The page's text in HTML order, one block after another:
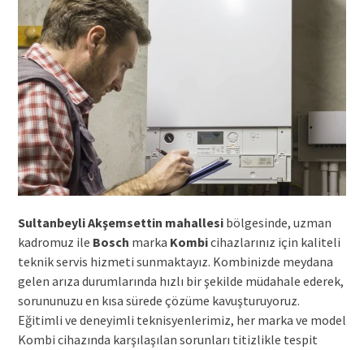
Sultanbeyli Akşemsettin mahallesibölgesinde, uzman
kadromuz ile Bosch marka Kombicihazlarınız için kaliteli
teknik servis hizmeti sunmaktayız. Kombinizde meydana
gelen arıza durumlarında hızlı bir şekilde müdahale ederek,
sorununuzu en kısa sürede çözüme kavuşturuyoruz.
Eğitimli ve deneyimli teknisyenlerimiz, her marka ve model
Kombi cihazında karşılaşılan sorunları titizlikle tespit